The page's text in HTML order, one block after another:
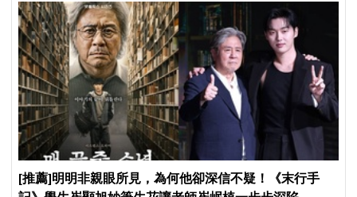
[推薦]明明非親眼所見，為何他卻深信不疑！《末行手